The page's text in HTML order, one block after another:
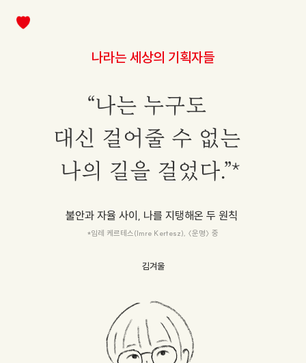
나라는 세상의 기획자들
“나는 누구도
대신 걸어줄 수 없는
나의 길을 걸었다.”*
불안과 자율 사이, 나를 지탱해온 두 원칙
*임레 케르테스(Imre Kertesz), 〈운명〉 중
김겨울